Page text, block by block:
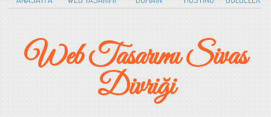
Web Tasarımı Sivas
Divriği